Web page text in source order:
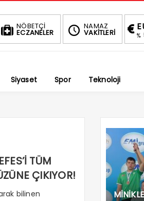
NÖBETÇİ
ECZANELER
NAMAZ
VAKİTLERİ
DOLAR
% 47,5845
EURO
% 54,9595
Siyaset Spor Teknoloji
TÜM
ÇIKIYOR!
bilinen